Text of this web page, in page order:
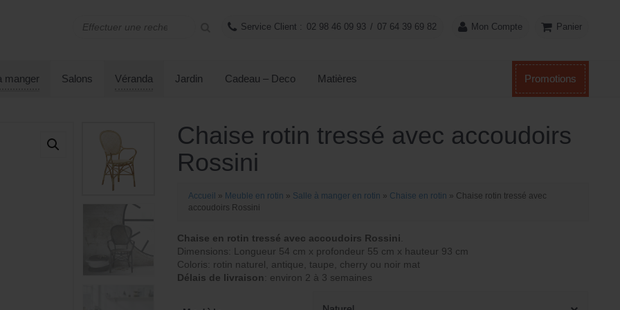
Service Client : 02 98 46 09 93 / 07 64 39 69 82 Mon Compte Panier
manger Salons Véranda Jardin Cadeau – Deco Matières Promotions
Chaise rotin tressé avec accoudoirs
Rossini
Accueil » Meuble en rotin » Salle à manger en rotin » Chaise en rotin » Chaise rotin tressé avec
accoudoirs Rossini
Chaise en rotin tressé avec accoudoirs Rossini
Dimensions: Longueur 54 cm x profondeur 55 cm x hauteur 93 cm
Coloris: rotin naturel, antique, taupe, cherry ou noir mat
Délais de livraison
: environ 2 à 3 semaines